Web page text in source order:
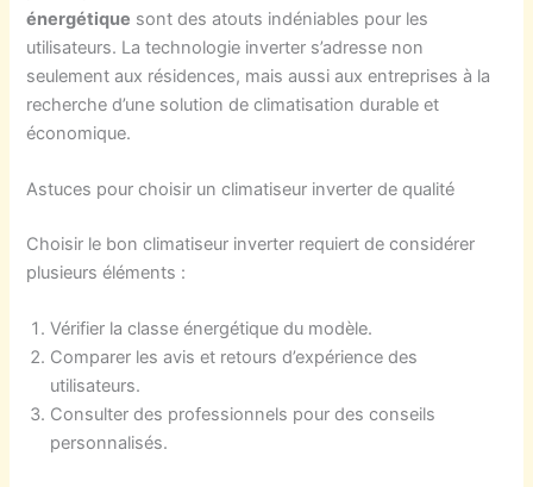
énergétique sont des atouts indéniables pour les
utilisateurs. La technologie inverter s’adresse non
seulement aux résidences, mais aussi aux entreprises à la
recherche d’une solution de climatisation durable et
économique.
Astuces pour choisir un climatiseur inverter de qualité
Choisir le bon climatiseur inverter requiert de considérer
plusieurs éléments :
Vérifier la classe énergétique du modèle.
Comparer les avis et retours d’expérience des
utilisateurs.
Consulter des professionnels pour des conseils
personnalisés.